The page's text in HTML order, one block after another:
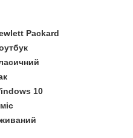
Packard
10